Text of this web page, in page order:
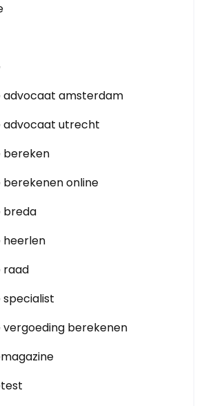
advocaat amsterdam
advocaat utrecht
bereken
online
breda
heerlen
raad
berekenen